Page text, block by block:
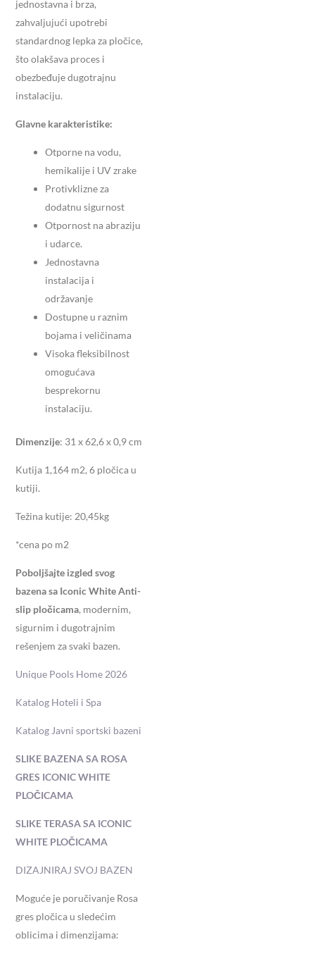
jednostavna i brza,
zahvaljujući upotrebi
standardnog lepka za pločice,
što olakšava proces i
obezbeđuje dugotrajnu
instalaciju.
Glavne karakteristike:
Otporne na vodu,
hemikalije i UV zrake
Protivklizne za
dodatnu sigurnost
Otpornost na abraziju
i udarce.
Jednostavna
instalacija i
održavanje
Dostupne u raznim
bojama i veličinama
Visoka fleksibilnost
omogućava
besprekornu
instalaciju.
Dimenzije: 31 x 62,6 x 0,9 cm
Kutija 1,164 m2, 6 pločica u
kutiji.
Težina kutije: 20,45kg
*cena po m2
Poboljšajte izgled svog
bazena sa Iconic White Anti-
slip pločicama, modernim,
sigurnim i dugotrajnim
rešenjem za svaki bazen.
Unique Pools Home 2026
Katalog Hoteli i Spa
Katalog Javni sportski bazeni
SLIKE BAZENA SA ROSA
GRES ICONIC WHITE
PLOČICAMA
SLIKE TERASA SA ICONIC
WHITE PLOČICAMA
DIZAJNIRAJ SVOJ BAZEN
Moguće je poručivanje Rosa
gres pločica u sledećim
oblicima i dimenzijama: